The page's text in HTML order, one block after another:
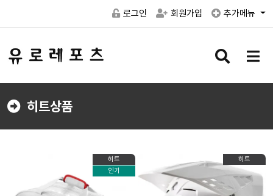
로그인 회원가입 추가메뉴
검
버
메
버
히트상품
히트
인기
히트